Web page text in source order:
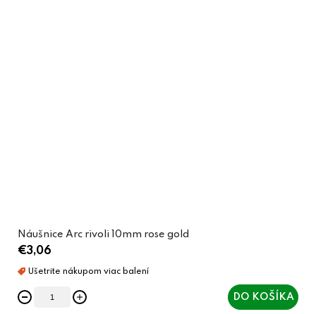
Náušnice Arc rivoli 10mm rose gold
€3,06
DO KOŠÍKA